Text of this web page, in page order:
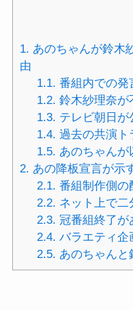
1. あのちゃんが鈴木
由
1.1. 番組内での発
1.2. 鈴木紗理奈が
1.3. テレビ朝日が
1.4. 過去の共演ト
1.5. あのちゃん
2. あの降板宣言が示
2.1. 番組制作側の
2.2. ネット上で二
2.3. 冠番組終了が
2.4. バラエティ企
2.5. あのちゃんと